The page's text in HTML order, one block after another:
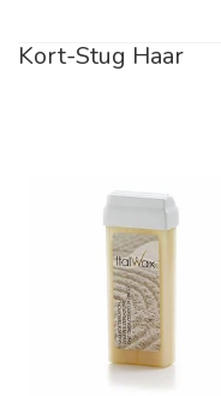
Kort-Stug Haar